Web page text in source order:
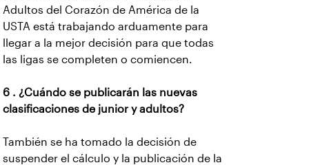
Adultos del Corazón de América de la
USTA está trabajando arduamente para
llegar a la mejor decisión para que todas
las ligas se completen o comiencen.
6 . ¿Cuándo se publicarán las nuevas
clasificaciones de junior y adultos?
También se ha tomado la decisión de
suspender el cálculo y la publicación de la